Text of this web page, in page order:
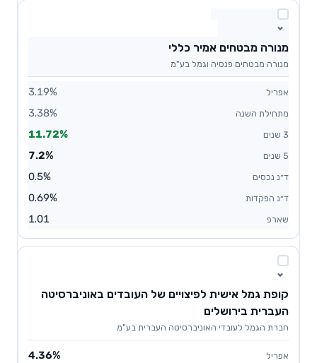
מנורה מבטחים אמיר כללי
מנורה מבטחים פנסיה וגמל בע"מ
3.19%
3.38%
11.72%
7.2%
0.5%
0.69%
1.01
קופת גמל אישית לפיצויים של העובדים באוניברסיטה
העברית בירושלים
חברת הגמל לעובדי האוניברסיטה העברית בע"מ
4.36%